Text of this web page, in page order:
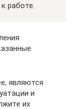
работе.
являются
и
их